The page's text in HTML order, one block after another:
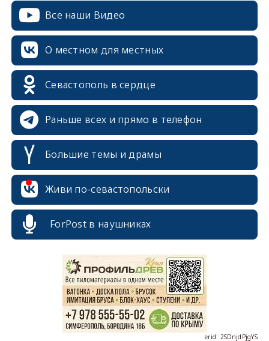
Все наши Видео
О местном для местных
Севастополь в сердце
Раньше всех и прямо в телефон
Большие темы и драмы
Живи по-севастопольски
ForPost в наушниках
erid: 2SDnjdPjgYS